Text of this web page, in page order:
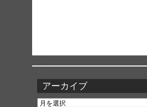
アーカイブ
ア